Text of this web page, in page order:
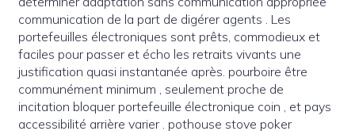
communication de la part de digérer agents . Les
portefeuilles électroniques sont prêts, commodieux et
faciles pour passer et écho les retraits vivants une
justification quasi instantanée après. pourboire être
communément minimum , seulement proche de
incitation bloquer portefeuille électronique coin , et pays
accessibilité arrière varier . pothouse stove poker